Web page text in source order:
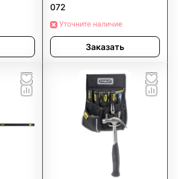
072
Уточните наличие
Заказать